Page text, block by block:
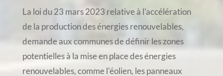
La loi du 23 mars 2023 relative à l'accélération
de la production des énergies renouvelables,
demande aux communes de définir les zones
potentielles à la mise en place des énergies
renouvelables, comme l'éolien, les panneaux